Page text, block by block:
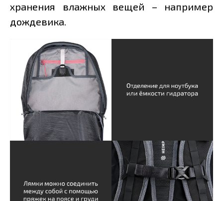
хранения влажных вещей – например
дождевика.